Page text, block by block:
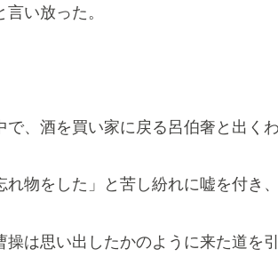
言い放った。
で、酒を買い家に戻る呂伯奢と出くわ
れ物をした」と苦し紛れに嘘を付き
操は思い出したかのように来た道を